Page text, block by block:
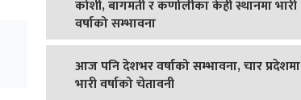
कोशी, बागमती र कर्णालीका केही स्थानमा भारी
वर्षाको सम्भावना
आज पनि देशभर वर्षाको सम्भावना, चार प्रदेशमा
भारी वर्षाको चेतावनी